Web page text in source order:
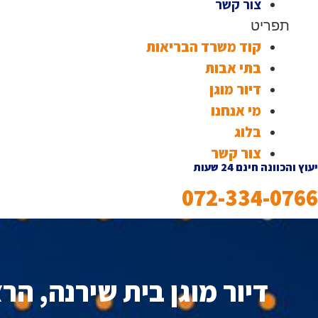
צור קשר
תפריט
קוד משרד הבריאות
בתי אבות
דיור מוגן
מי אנחנו
בלוג
צור קשר
יעוץ והכוונה חינם 24 שעות
072-334-0766
דיור מוגן בית שירנה,